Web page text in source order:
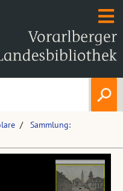
Sammlung: